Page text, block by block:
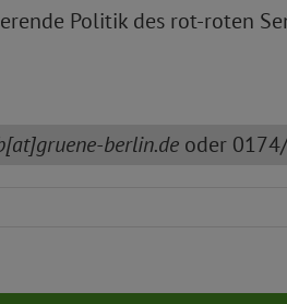
Politik des rot-roten
berlin.de oder